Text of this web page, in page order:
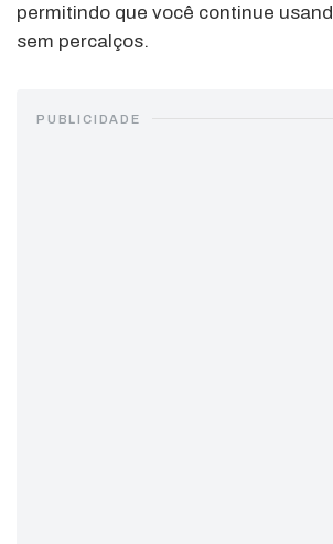
permitindo que você continue
sem percalços.
PUBLICIDADE